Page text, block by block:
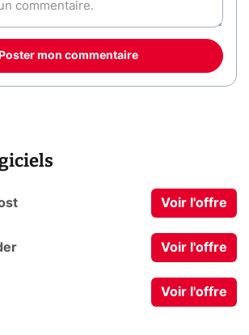
Poster mon commentaire
Voir l'offre
Voir l'offre
Voir l'offre